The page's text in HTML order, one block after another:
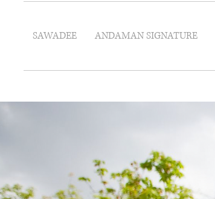
SAWADEE ANDAMAN SIGNATURE